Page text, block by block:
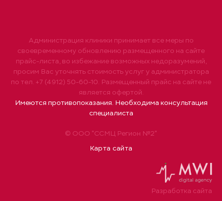
© ООО "ССМЦ Регион №2"
Карта сайта
Администрация клиники принимает все меры по
своевременному обновлению размещенного на сайте
прайс-листа, во избежание возможных недоразумений,
просим Вас уточнять стоимость услуг у администратора
по тел. +7 (4912) 50-60-10. Размещенный прайс на сайте не
является офертой.
Имеются противопоказания. Необходима консультация
специалиста
Разработка сайта